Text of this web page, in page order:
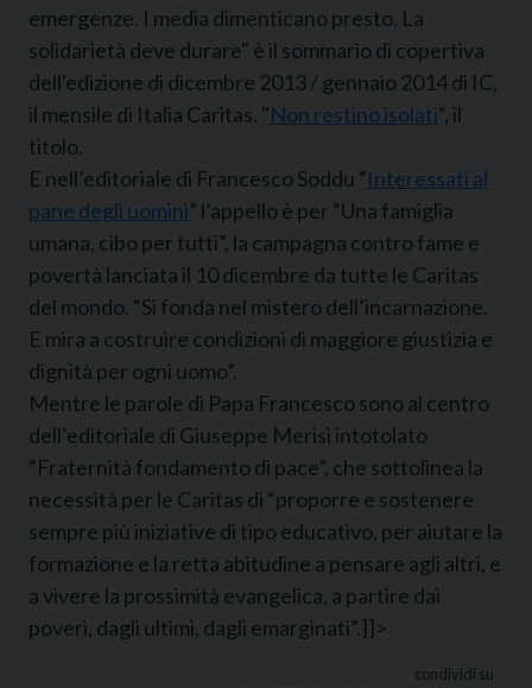
emergenze. I media dimenticano presto. La
solidarietà deve durare" è il sommario di copertiva
dell'edizione di dicembre 2013 / gennaio 2014 di IC,
il mensile di Italia Caritas. "Non restino isolati“, il
titolo.
E nell’editoriale di Francesco Soddu “Interessati al
pane degli uomini” l’appello è per “Una famiglia
umana, cibo per tutti”, la campagna contro fame e
povertà lanciata il 10 dicembre da tutte le Caritas
del mondo. “Si fonda nel mistero dell’incarnazione.
E mira a costruire condizioni di maggiore giustizia e
dignità per ogni uomo”.
Mentre le parole di Papa Francesco sono al centro
dell’editoriale di Giuseppe Merisi intotolato
“Fraternità fondamento di pace”, che sottolinea la
necessità per le Caritas di “proporre e sostenere
sempre più iniziative di tipo educativo, per aiutare la
formazione e la retta abitudine a pensare agli altri, e
a vivere la prossimità evangelica, a partire dai
poveri, dagli ultimi, dagli emarginati”.]]>
condividi su